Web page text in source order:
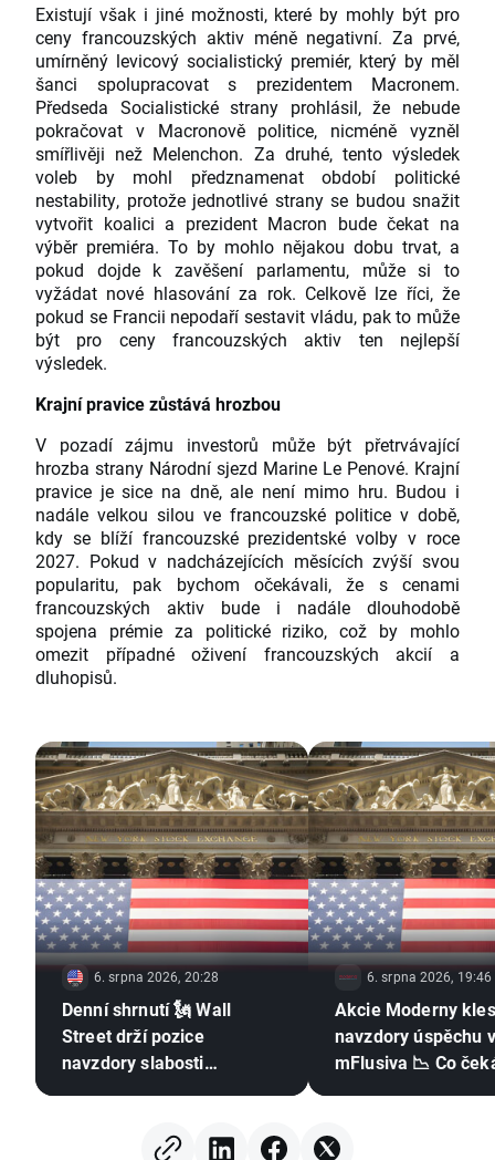
Existují však i jiné možnosti, které by mohly být pro
ceny francouzských aktiv méně negativní. Za prvé,
umírněný levicový socialistický premiér, který by měl
šanci spolupracovat s prezidentem Macronem.
Předseda Socialistické strany prohlásil, že nebude
pokračovat v Macronově politice, nicméně vyzněl
smířlivěji než Melenchon. Za druhé, tento výsledek
voleb by mohl předznamenat období politické
nestability, protože jednotlivé strany se budou snažit
vytvořit koalici a prezident Macron bude čekat na
výběr premiéra. To by mohlo nějakou dobu trvat, a
pokud dojde k zavěšení parlamentu, může si to
vyžádat nové hlasování za rok. Celkově lze říci, že
pokud se Francii nepodaří sestavit vládu, pak to může
být pro ceny francouzských aktiv ten nejlepší
výsledek.
Krajní pravice zůstává hrozbou
V pozadí zájmu investorů může být přetrvávající
hrozba strany Národní sjezd Marine Le Penové. Krajní
pravice je sice na dně, ale není mimo hru. Budou i
nadále velkou silou ve francouzské politice v době,
kdy se blíží francouzské prezidentské volby v roce
2027. Pokud v nadcházejících měsících zvýší svou
popularitu, pak bychom očekávali, že s cenami
francouzských aktiv bude i nadále dlouhodobě
spojena prémie za politické riziko, což by mohlo
omezit případné oživení francouzských akcií a
dluhopisů.
6. srpna 2026, 20:28
Denní shrnutí 🗽 Wall
Street drží pozice
navzdory slabosti
6. srpna 2026, 19:46
Akcie Moderny
navzdory úspěchu
mFlusiva 📉 Co